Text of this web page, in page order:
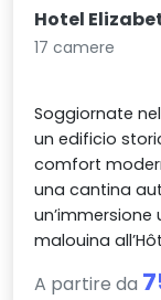
Hotel
17 camere
Soggiornate
un edificio
comfort
una cantina
malouina
A partire da